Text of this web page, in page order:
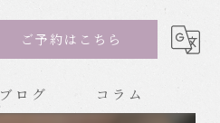
ご予約はこちら
ブログ コラム